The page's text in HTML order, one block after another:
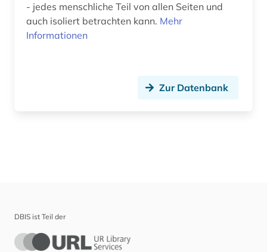
- jedes menschliche Teil von allen Seiten und
auch isoliert betrachten kann. Mehr
Informationen
Zur Datenbank
DBIS ist Teil der